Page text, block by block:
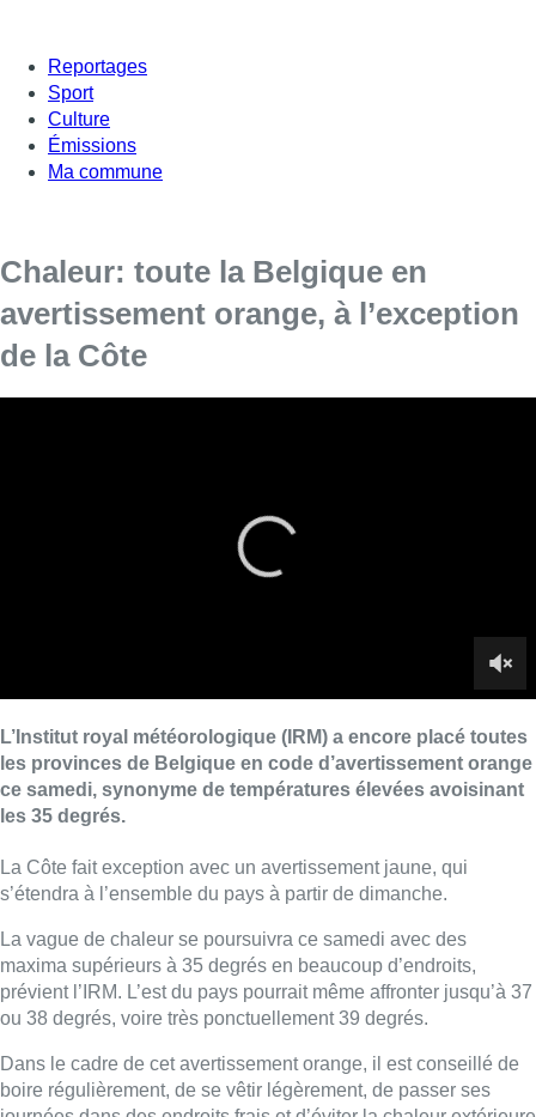
Reportages
Sport
Culture
Émissions
Ma commune
Chaleur: toute la Belgique en
avertissement orange, à l’exception
de la Côte
La Côte fait exception avec un avertissement jaune, qui
s’étendra à l’ensemble du pays à partir de dimanche.
maxima supérieurs à 35 degrés en beaucoup d’endroits,
prévient l’IRM. L’est du pays pourrait même affronter jusqu’à 37
ou 38 degrés, voire très ponctuellement 39 degrés.
Dans le cadre de cet avertissement orange, il est conseillé de
boire régulièrement, de se vêtir légèrement, de passer ses
journées dans des endroits frais et d’éviter la chaleur extérieure
en fermant portes et fenêtres.
La phase d’alerte du plan ozone et fortes chaleurs activée par
le SPF Santé publique reste par ailleurs d’actualité.
Belga
Lire aussi :
Un nouveau club de MMA ouvre
ses portes à Evere : “C’est pas